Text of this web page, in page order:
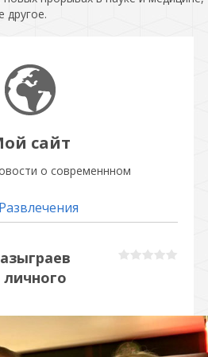
другое.
сайт
о современнном
Развлечения